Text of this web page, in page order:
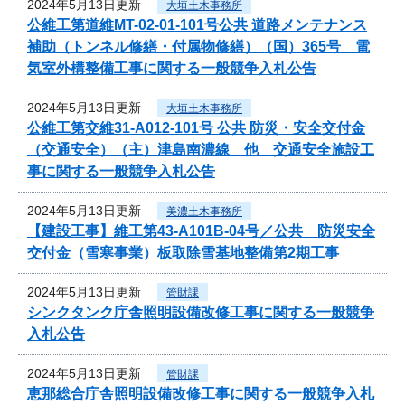
2024年5月13日更新 大垣土木事務所
公維工第道維MT-02-01-101号公共 道路メンテナンス
補助（トンネル修繕・付属物修繕）（国）365号 電
気室外構整備工事に関する一般競争入札公告
2024年5月13日更新 大垣土木事務所
公維工第交維31-A012-101号 公共 防災・安全交付金
（交通安全）（主）津島南濃線 他 交通安全施設工
事に関する一般競争入札公告
2024年5月13日更新 美濃土木事務所
【建設工事】維工第43-A101B-04号／公共 防災安全
交付金（雪寒事業）板取除雪基地整備第2期工事
2024年5月13日更新 管財課
シンクタンク庁舎照明設備改修工事に関する一般競争
入札公告
2024年5月13日更新 管財課
恵那総合庁舎照明設備改修工事に関する一般競争入札